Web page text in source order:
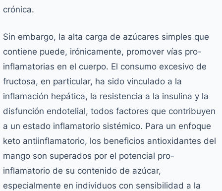
crónica.
Sin embargo, la alta carga de azúcares simples que
contiene puede, irónicamente, promover vías pro-
inflamatorias en el cuerpo. El consumo excesivo de
fructosa, en particular, ha sido vinculado a la
inflamación hepática, la resistencia a la insulina y la
disfunción endotelial, todos factores que contribuyen
a un estado inflamatorio sistémico. Para un enfoque
keto antiinflamatorio, los beneficios antioxidantes del
mango son superados por el potencial pro-
inflamatorio de su contenido de azúcar,
especialmente en individuos con sensibilidad a la